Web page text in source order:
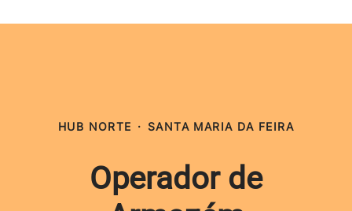
HUB NORTE · SANTA MARIA DA FEIRA
Operador de